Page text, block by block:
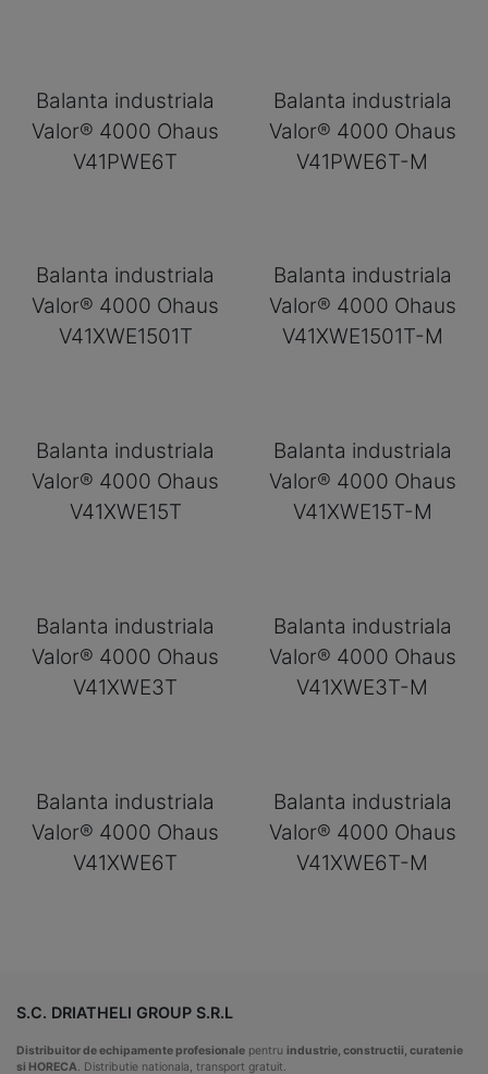
Balanta industriala
Valor® 4000 Ohaus
V41PWE6T
Balanta industriala
Valor® 4000 Ohaus
V41PWE6T-M
Balanta industriala
Valor® 4000 Ohaus
V41XWE1501T
Balanta industriala
Valor® 4000 Ohaus
V41XWE1501T-M
Balanta industriala
Valor® 4000 Ohaus
V41XWE15T
Balanta industriala
Valor® 4000 Ohaus
V41XWE15T-M
Balanta industriala
Valor® 4000 Ohaus
V41XWE3T
Balanta industriala
Valor® 4000 Ohaus
V41XWE3T-M
Balanta industriala
Valor® 4000 Ohaus
V41XWE6T
Balanta industriala
Valor® 4000 Ohaus
V41XWE6T-M
S.C. DRIATHELI GROUP S.R.L
Distribuitor de echipamente profesionale pentru industrie, constructii, curatenie
si HORECA . Distributie nationala, transport gratuit.